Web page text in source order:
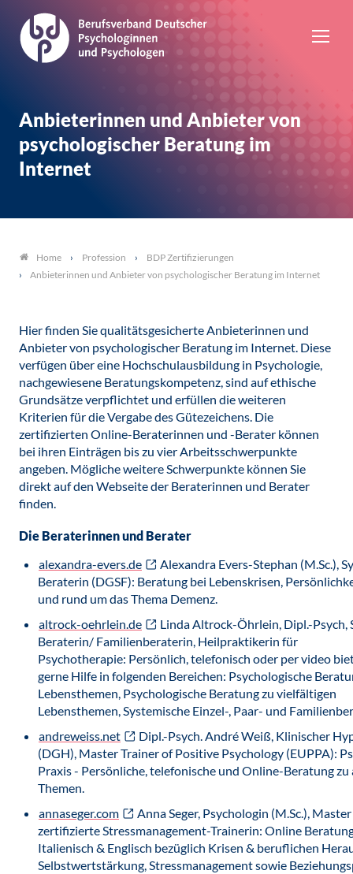
Anbieterinnen und Anbieter von
psychologischer Beratung im
Internet
Home Profession
BDP Zertifizierungen
Anbieterinnen und Anbieter von psychologischer Beratung im Internet
Hier finden Sie qualitätsgesicherte Anbieterinnen und
Anbieter von psychologischer Beratung im Internet. Diese
verfügen über eine Hochschulausbildung in Psychologie,
nachgewiesene Beratungskompetenz, sind auf ethische
Grundsätze verpflichtet und erfüllen die weiteren
Kriterien für die Vergabe des Gütezeichens. Die
zertifizierten Online-Beraterinnen und -Berater können
bei ihren Einträgen bis zu vier Arbeitsschwerpunkte
angeben. Mögliche weitere Schwerpunkte können Sie
direkt auf den Webseite der Beraterinnen und Berater
finden.
Die Beraterinnen und Berater
alexandra-evers.de
Alexandra Evers-Stephan (M.Sc.),
Beraterin (DGSF): Beratung bei Lebenskrisen,
und rund um das Thema Demenz.
altrock-oehrlein.de
Linda Altrock-Öhrlein, Dipl.-Psych,
Beraterin/ Familienberaterin, Heilpraktikerin für
Psychotherapie: Persönlich, telefonisch oder per video
gerne Hilfe in folgenden Bereichen: Psychologische
Lebensthemen, Psychologische Beratung zu vielfältigen
Lebensthemen, Systemische Einzel-, Paar- und
andreweiss.net
Dipl.-Psych. André Weiß, Klinischer
(DGH), Master Trainer of Positive Psychology (EUPPA):
Praxis - Persönliche, telefonische und Online-Beratung
Themen.
annaseger.com
Anna Seger, Psychologin (M.Sc.),
zertifizierte Stressmanagement-Trainerin: Online
Italienisch & Englisch bezüglich Krisen & beruflichen
Selbstwertstärkung, Stressmanagement sowie